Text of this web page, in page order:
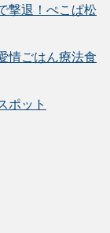
撃退！ぺこぱ松
情ごはん療法食
ポット